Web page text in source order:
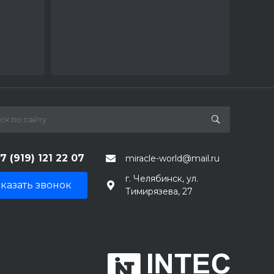
(919) 121 22 07 miracle-world@mail.ru
звонок
г. Челябинск, ул.
Тимирязева, 27